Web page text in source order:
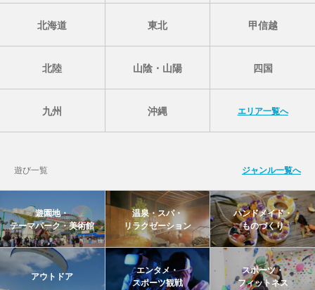
北海道 東北 甲信越
北陸 山陰・山陽 四国
九州 沖縄 エリア一覧へ
遊び一覧 ジャンル一覧へ
遊園地・
テーマパーク・美術館
温泉・スパ・
リラクゼーション
ハンドメイド・
ものづくり
アウトドア
エンタメ・
スポーツ観戦
スポーツ・
フィットネス